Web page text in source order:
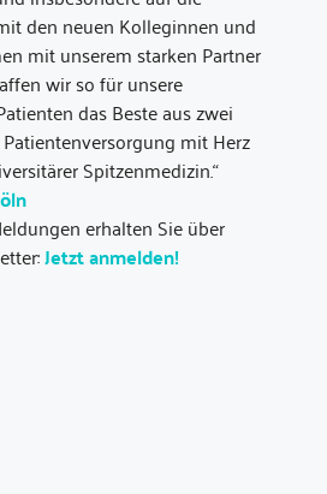
den neuen Kolleginnen und
mit unserem starken Partner
wir so für unsere
das Beste aus zwei
mit Herz
Spitzenmedizin.“
erhalten Sie über
Jetzt anmelden!